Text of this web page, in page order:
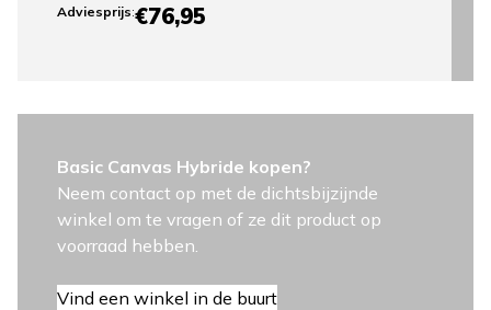
Adviesprijs:€76,95
Basic Canvas Hybride kopen?
Neem contact op met de dichtsbijzijnde
winkel om te vragen of ze dit product op
voorraad hebben.
Vind een winkel in de buurt